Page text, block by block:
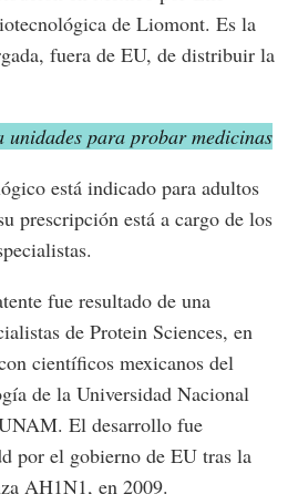
de Liomont. Es la
fuera de EU, de distribuir la
para probar medicinas
está indicado para adultos
prescripción está a cargo de los
fue resultado de una
de Protein Sciences, en
científicos mexicanos del
de la Universidad Nacional
El desarrollo fue
por el gobierno de EU tras la
AH1N1, en 2009.